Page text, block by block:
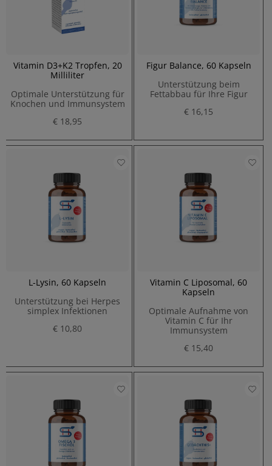
Vitamin D3+K2 Tropfen, 20
Milliliter
Optimale Unterstützung für
Knochen und Immunsystem
€ 18,95
Figur Balance, 60 Kapseln
Unterstützung beim
Fettabbau für Ihre Figur
€ 16,15
L-Lysin, 60 Kapseln
Unterstützung bei Herpes
simplex Infektionen
€ 10,80
Vitamin C Liposomal, 60
Kapseln
Optimale Aufnahme von
Vitamin C für Ihr
Immunsystem
€ 15,40